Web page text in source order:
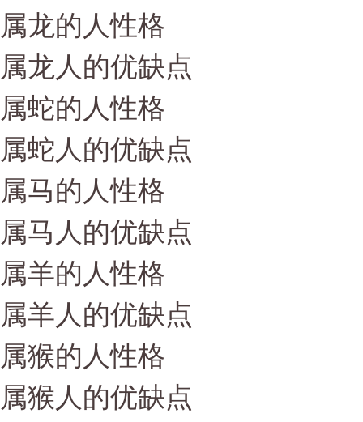
属龙的人性格
属龙人的优缺点
属蛇的人性格
属蛇人的优缺点
属马的人性格
属马人的优缺点
属羊的人性格
属羊人的优缺点
属猴的人性格
属猴人的优缺点